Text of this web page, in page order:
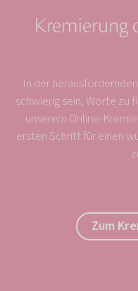
Kremierung
In der
schwierig sein, Worte zu
unserem Online-
ersten Schritt für einen
Zum